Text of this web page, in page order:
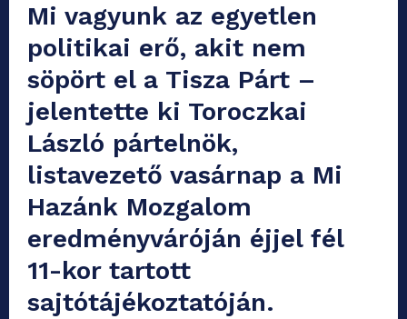
Mi vagyunk az egyetlen
politikai erő, akit nem
söpört el a Tisza Párt –
jelentette ki Toroczkai
László pártelnök,
listavezető vasárnap a Mi
Hazánk Mozgalom
eredményváróján éjjel fél
11-kor tartott
sajtótájékoztatóján.